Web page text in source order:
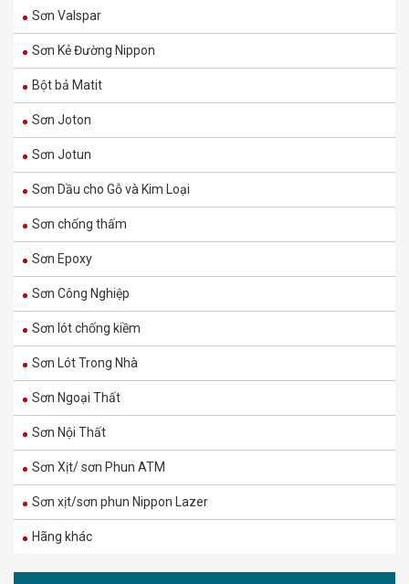
Sơn Valspar
Sơn Kẻ Đường Nippon
Bột bả Matit
Sơn Joton
Sơn Jotun
Sơn Dầu cho Gỗ và Kim Loại
Sơn chống thấm
Sơn Epoxy
Sơn Công Nghiệp
Sơn lót chống kiềm
Sơn Lót Trong Nhà
Sơn Ngoại Thất
Sơn Nội Thất
Sơn Xịt/ sơn Phun ATM
Sơn xịt/sơn phun Nippon Lazer
Hãng khác
485.000
810.000 ₫
M60B – MAXILITE TỪ DULUX MÀU BỀN ĐẸP
1.330.000 ₫
2.220.000
1.270.000 ₫